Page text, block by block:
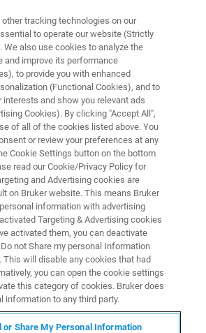
振校园行（乌鲁木
tracking technologies on our
to operate our website (Strictly
We also use cookies to analyze the
and improve its performance
to provide you with enhanced
(Functional Cookies), and to
interests and show you relevant ads
Cookies). By clicking "Accept All",
of all of the cookies listed above. You
or review your preferences at any
Cookie Settings button on the bottom
read our Cookie/Privacy Policy for
and Advertising cookies are
on Bruker website. This means Bruker
information with advertising
Targeting & Advertising cookies
activated them, you can deactivate
not Share my personal Information
This will disable any cookies that had
you can open the cookie settings
this category of cookies. Bruker does
information to any third party.
or Share My Personal Information